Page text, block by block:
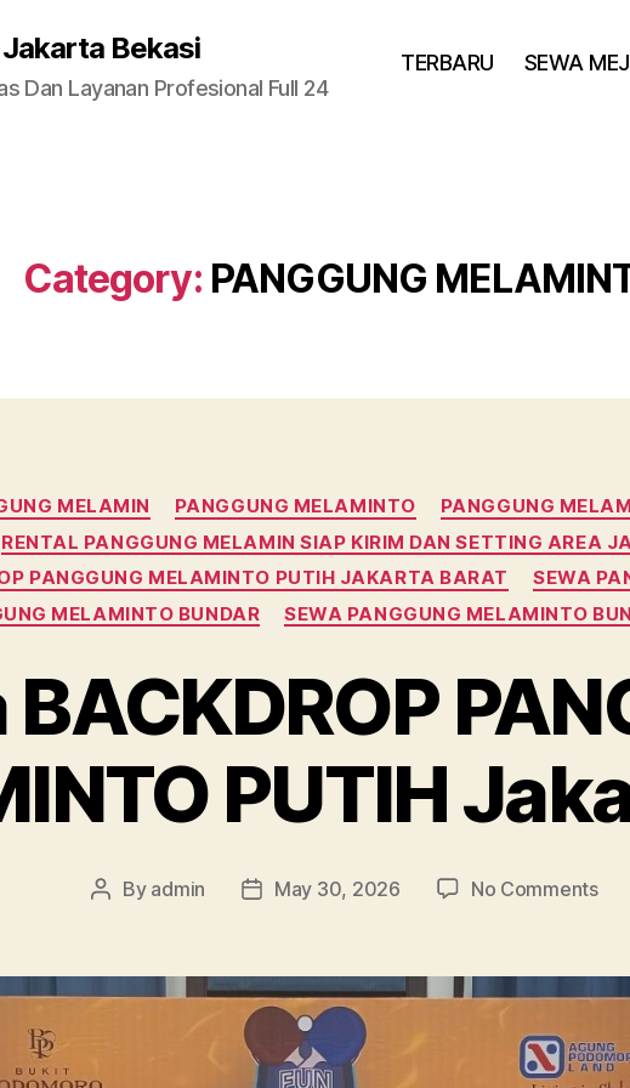
Bekasi
Dan Layanan Profesional Full 24
TERBARU SEWA
Category: PANGGUNG
Categories
MELAMIN PANGGUNG MELAMINTO
PANGGUNG
RENTAL PANGGUNG MELAMIN SIAP KIRIM DAN SETTING AREA
PANGGUNG MELAMINTO PUTIH JAKARTA BARAT
SEWA
MELAMINTO BUNDAR
SEWA PANGGUNG MELAMINTO
PUTIH
Post
By admin
PostMay 30, 2026 No Commentson